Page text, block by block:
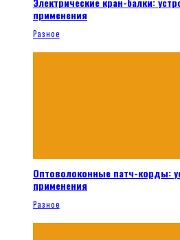
применения
Разное
Оптоволоконные патч-корды:
применения
Разное